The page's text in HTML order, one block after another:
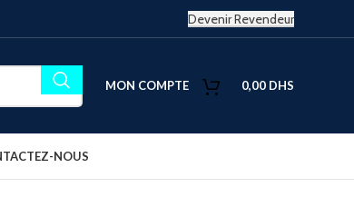
Devenir Revendeur
MON COMPTE 0,00 DHS
NOUS